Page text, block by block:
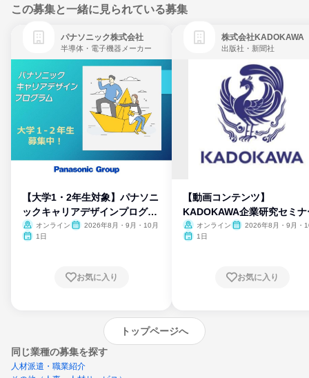
この募集と一緒に見られている募集
パナソニック株式会社
半導体・電子機器メーカー
【大学1・2年生対象】パナソニ
ックキャリアデザインプログラ
ム
オンライン
2026年8月・9月・10月
1日
お気に入り
株式会社KADOKAWA
出版社・新聞社
【動画コンテンツ】
KADOKAWA企業研究セミナ
オンライン
2026年8月・9月・
1日
お気に入り
トップページへ
同じ業種の募集を探す
人材派遣・職業紹介